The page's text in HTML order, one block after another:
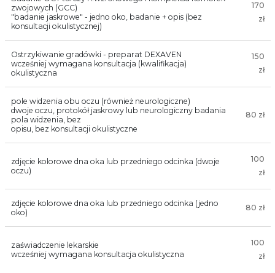
zwojowych (GCC)
"badanie jaskrowe" - jedno oko, badanie + opis (bez
konsultacji okulistycznej)
170
zł
Ostrzykiwanie gradówki - preparat DEXAVEN
wcześniej wymagana konsultacja (kwalifikacja)
okulistyczna
150
zł
pole widzenia obu oczu (również neurologiczne)
dwoje oczu, protokół jaskrowy lub neurologiczny badania
pola widzenia, bez
opisu, bez konsultacji okulistyczne
80 zł
zdjęcie kolorowe dna oka lub przedniego odcinka (dwoje
oczu)
100
zł
zdjęcie kolorowe dna oka lub przedniego odcinka (jedno
oko)
80 zł
zaświadczenie lekarskie
wcześniej wymagana konsultacja okulistyczna
100
zł